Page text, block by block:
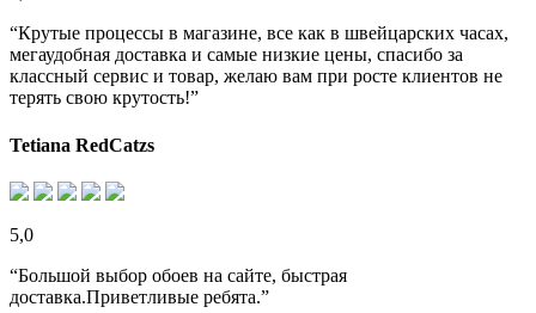
“Крутые процессы в магазине, все как в швейцарских часах,
мегаудобная доставка и самые низкие цены, спасибо за
классный сервис и товар, желаю вам при росте клиентов не
терять свою крутость!”
Tetiana RedCatzs
5,0
“Большой выбор обоев на сайте, быстрая
доставка.Приветливые ребята.”